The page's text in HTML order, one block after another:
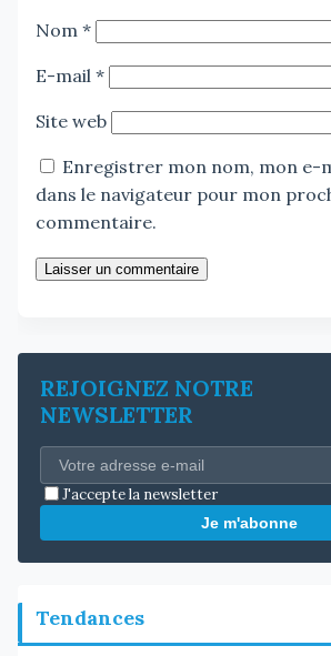
Nom *
E-mail *
Site web
Enregistrer mon nom, mon e-
dans le navigateur pour mon
commentaire.
Laisser un commentaire
REJOIGNEZ NOTRE
NEWSLETTER
J'accepte la newsletter
Je m'abonne
Tendances